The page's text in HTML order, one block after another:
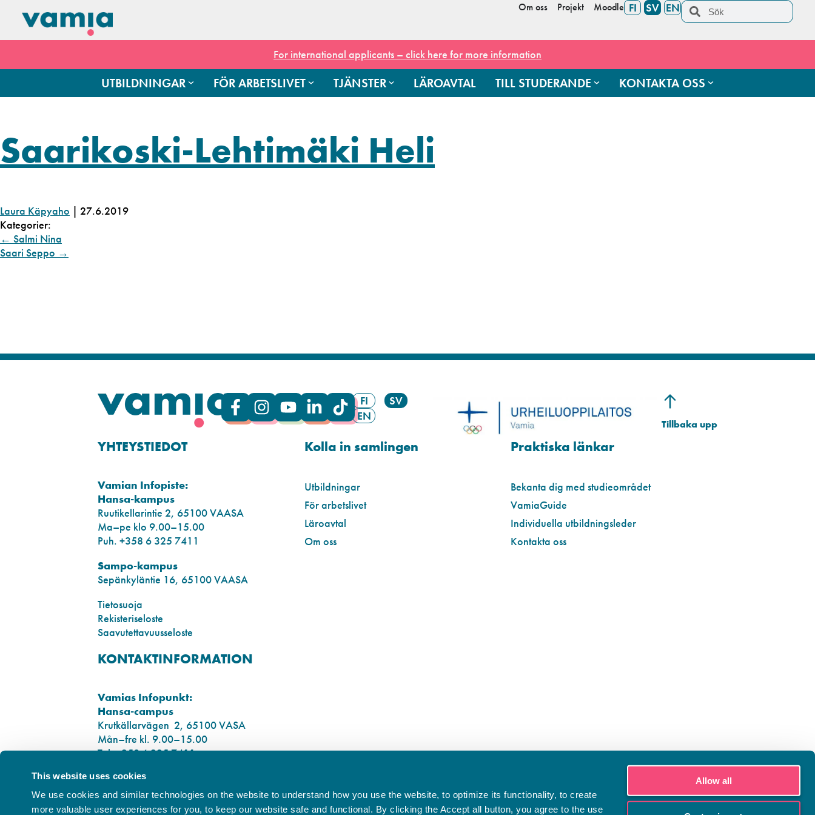
This website uses cookies
We use cookies and similar technologies on the website to understand how you use the website, to optimize its functionality, to create
more valuable user experiences for you, to keep our website safe and functional. By clicking the Accept all button, you agree to the use
Allow all
Om oss Projekt Moodle FI SV EN
For international applicants – click here for more information
UTBILDNINGAR FÖR ARBETSLIVET TJÄNSTER LÄROAVTAL TILL STUDERANDE KONTAKTA OSS
Saarikoski-Lehtimäki Heli
Laura Käpyaho | 27.6.2019
Kategorier:
← Salmi Nina
Saari Seppo →
FI
SV
EN
YHTEYSTIEDOT
Vamian Infopiste:
Hansa-kampus
Ruutikellarintie 2, 65100 VAASA
Ma–pe klo 9.00–15.00
Puh. +358 6 325 7411
Sampo-kampus
Sepänkyläntie 16, 65100 VAASA
Tietosuoja
Rekisteriseloste
Saavutettavuusseloste
KONTAKTINFORMATION
Vamias Infopunkt:
Hansa-campus
Krutkällarvägen 2, 65100 VASA
Mån–fre kl. 9.00–15.00
Tel. +358 6 325 7411
Sampo-campus
Smedsbyvägen 16, 65100 VASA
Kolla in samlingen
Utbildningar
För arbetslivet
Läroavtal
Om oss
Praktiska länkar
Bekanta dig med studieområdet
VamiaGuide
Individuella utbildningsleder
Kontakta oss